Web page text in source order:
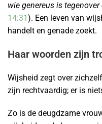
wie genereus is
14:31). Een leven van
handelt en genade zoekt.
Haar woorden zijn
Wijsheid zegt over
zijn rechtvaardig; er is
Zo is de deugdzame